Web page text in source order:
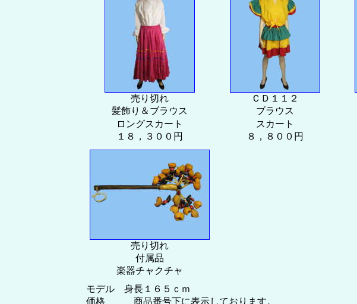
売り切れ
髪飾り＆ブラウス
ロングスカート
１８，３００円
ＣＤ１１２
ブラウス
スカート
８，８００円
売り切れ
付属品
楽器チャクチャ
モデル 身長１６５ｃｍ
価格 商品番号下に表示しております。